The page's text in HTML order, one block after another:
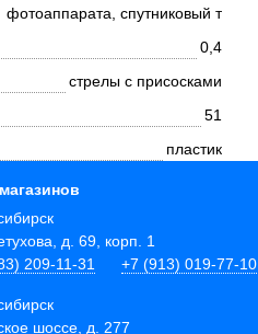
фотоаппарата, спутниковый т
0,4
стрелы с присосками
51
пластик
д. 69, корп. 1
209-11-31
+7 (913) 019-77-10
шоссе, д. 277